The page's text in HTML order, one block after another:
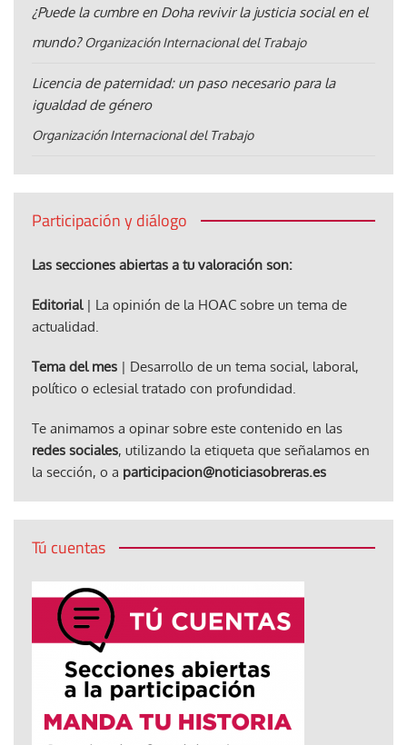
¿Puede la cumbre en Doha revivir la justicia social en el
mundo? Organización Internacional del Trabajo
Licencia de paternidad: un paso necesario para la
igualdad de género
Organización Internacional del Trabajo
Participación y diálogo
Las secciones abiertas a tu valoración son:
Editorial| La opinión de la HOAC sobre un tema de
actualidad.
Tema del mes | Desarrollo de un tema social, laboral,
político o eclesial tratado con profundidad.
Te animamos a opinar sobre este contenido en las
redes sociales, utilizando la etiqueta que señalamos en
la sección, o a participacion@noticiasobreras.es
Tú cuentas